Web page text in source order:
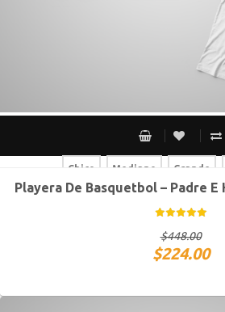
Chico Mediano Grande
Chico Mediano Grande
Playera De Basquetbol – Padre E
$448.00
$224.00